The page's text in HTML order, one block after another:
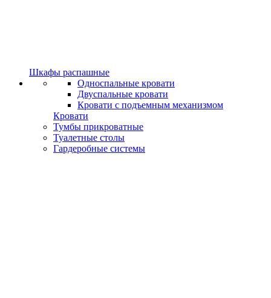
Шкафы распашные
Односпальные кровати
Двуспальные кровати
Кровати с подъемным механизмом
Кровати
Тумбы прикроватные
Туалетные столы
Гардеробные системы